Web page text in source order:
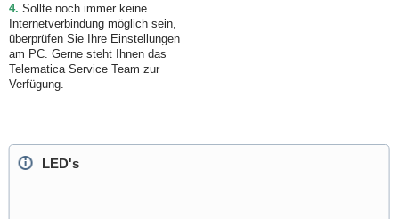
4. Sollte noch immer keine
Internetverbindung möglich sein,
überprüfen Sie Ihre Einstellungen
am PC. Gerne steht Ihnen das
Telematica Service Team zur
Verfügung.
LED's